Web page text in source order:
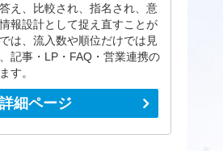
え、比較され、指名され、意
報設計として捉え直すことが
は、流入数や順位だけでは見
記事・LP・FAQ・営業連携の
す。
詳細ページ